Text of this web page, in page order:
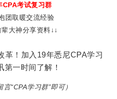
CPA考试复习群
团取暖交流经验
大神分享资料↓↓
“CPA学习群”即可）